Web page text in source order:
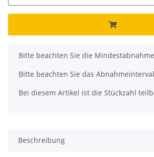
x
Bitte beachten Sie die
Bitte beachten Sie das
Bei diesem Artikel ist die Stückzahl
Beschreibung